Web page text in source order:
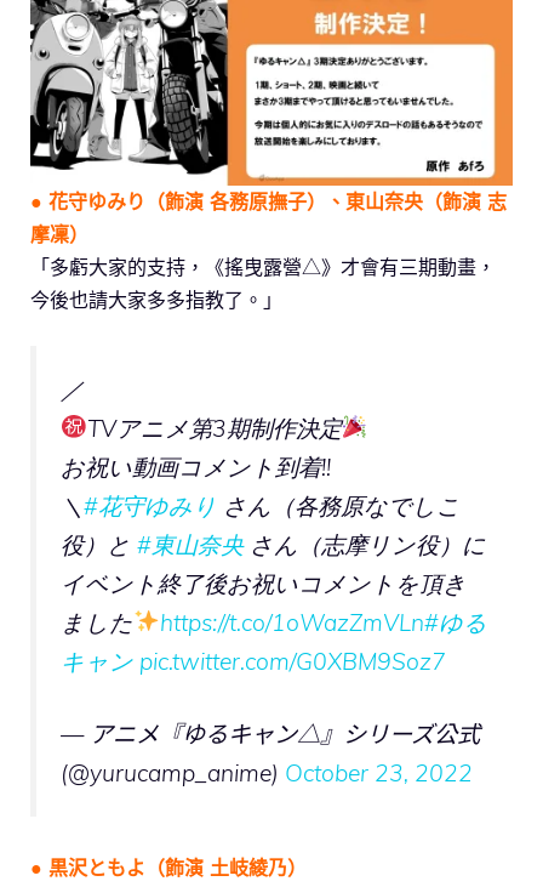
● 花守ゆみり（飾演 各務原撫子）、東山奈央（飾演 志
摩凜）
「多虧大家的支持，《搖曳露營△》才會有三期動畫，
今後也請大家多多指教了。」
／
TVアニメ第3期制作決定
お祝い動画コメント到着!!
＼ #花守ゆみり さん（各務原なでしこ
役）と #東山奈央さん（志摩リン役）に
イベント終了後お祝いコメントを頂き
ました
https://t.co/1oWazZmVLn#ゆる
キャン pic.twitter.com/G0XBM9Soz7
— アニメ『ゆるキャン△』シリーズ公式
(@yurucamp_anime) October 23, 2022
● 黒沢ともよ（飾演 土岐綾乃）